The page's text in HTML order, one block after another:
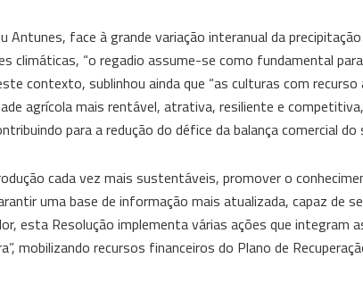
Antunes, face à grande variação interanual da
climáticas, “o regadio assume-se como fundamental
contexto, sublinhou ainda que “as culturas com
agrícola mais rentável, atrativa, resiliente e
para a redução do défice da balança comercial
cada vez mais sustentáveis, promover o
uma base de informação mais atualizada, capaz de
esta Resolução implementa várias ações que integram
mobilizando recursos financeiros do Plano de